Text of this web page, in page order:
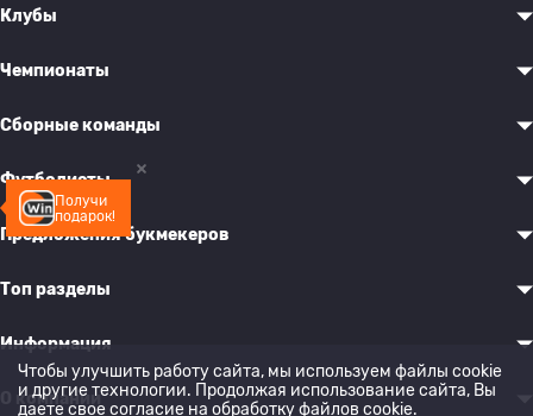
Получи
подарок!
Клубы
Чемпионаты
Сборные команды
Футболисты
Предложения букмекеров
Топ разделы
Информация
О компании
Чтобы улучшить работу сайта, мы используем файлы cookie
и другие технологии. Продолжая использование сайта, Вы
даете свое согласие на обработкуфайлов cookie.